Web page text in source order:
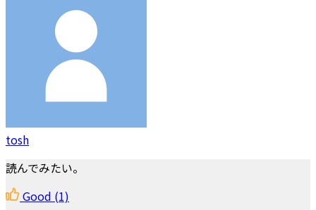
tosh
読んでみたい。
Good (1)